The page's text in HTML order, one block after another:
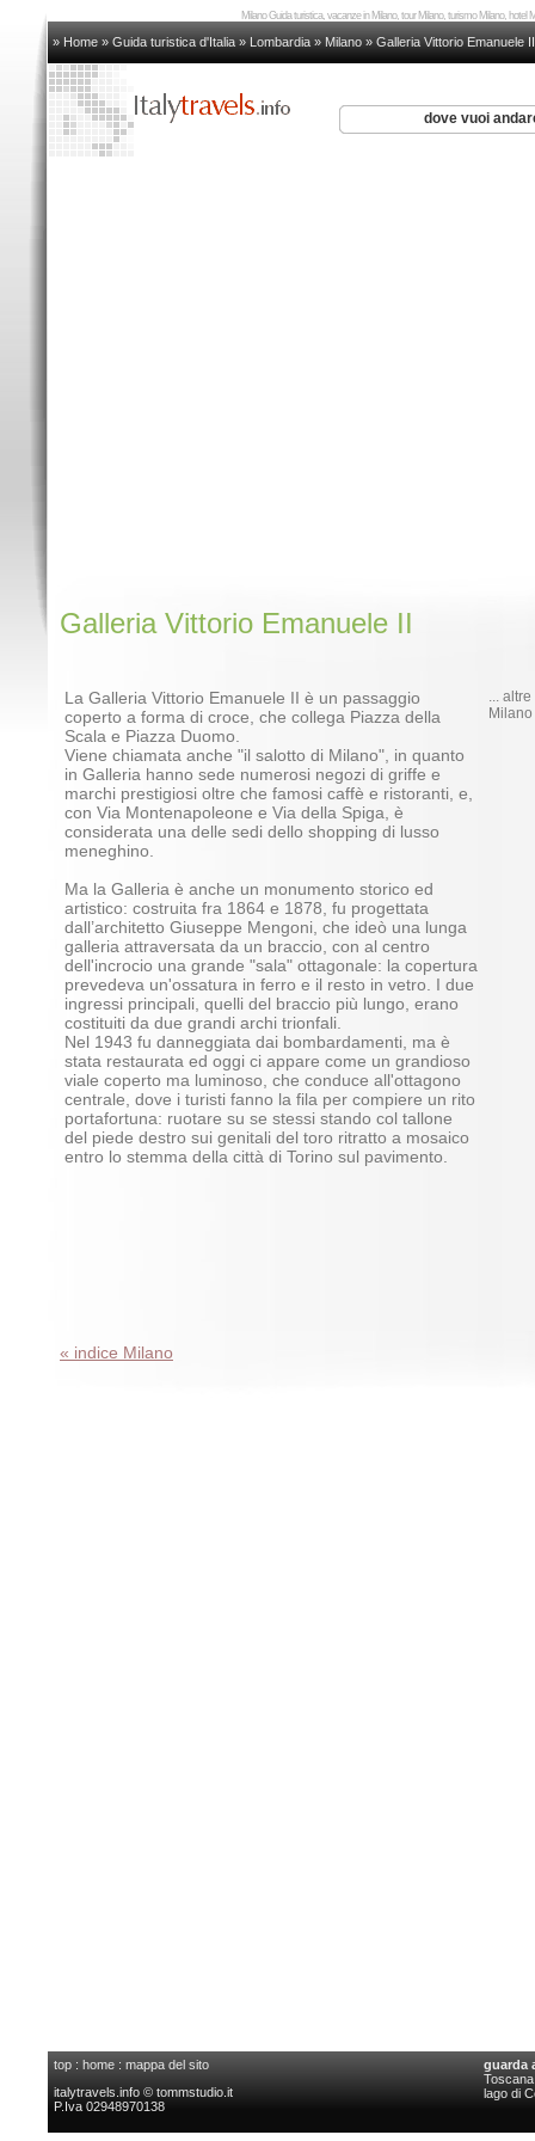
Milano Guida turistica, vacanze in Milano, tour Milano, turismo Milano,
» Home » Guida turistica d'Italia » Lombardia » Milano » Galleria Vittorio Emanuele II
dove vuoi
Galleria Vittorio Emanuele II
La Galleria Vittorio Emanuele II è un passaggio
coperto a forma di croce, che collega Piazza della
Scala e Piazza Duomo.
Viene chiamata anche "il salotto di Milano", in quanto
in Galleria hanno sede numerosi negozi di griffe e
marchi prestigiosi oltre che famosi caffè e ristoranti, e,
con Via Montenapoleone e Via della Spiga, è
considerata una delle sedi dello shopping di lusso
meneghino.
Ma la Galleria è anche un monumento storico ed
artistico: costruita fra 1864 e 1878, fu progettata
dall’architetto Giuseppe Mengoni, che ideò una lunga
galleria attraversata da un braccio, con al centro
dell'incrocio una grande "sala" ottagonale: la copertura
prevedeva un'ossatura in ferro e il resto in vetro. I due
ingressi principali, quelli del braccio più lungo, erano
costituiti da due grandi archi trionfali.
Nel 1943 fu danneggiata dai bombardamenti, ma è
stata restaurata ed oggi ci appare come un grandioso
viale coperto ma luminoso, che conduce all'ottagono
centrale, dove i turisti fanno la fila per compiere un rito
portafortuna: ruotare su se stessi stando col tallone
del piede destro sui genitali del toro ritratto a mosaico
entro lo stemma della città di Torino sul pavimento.
...
Milano
« indice Milano
top : home : mappa del sito
italytravels.info © tommstudio.it
P.Iva 02948970138
guarda
lago di